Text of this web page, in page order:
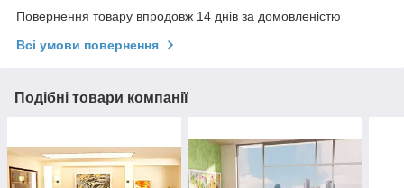
Повернення товару впродовж 14 днів за домовленістю
Всі умови повернення
Подібні товари компанії